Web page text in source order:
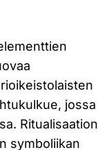
jossa
Ritualisaation
symboliikan